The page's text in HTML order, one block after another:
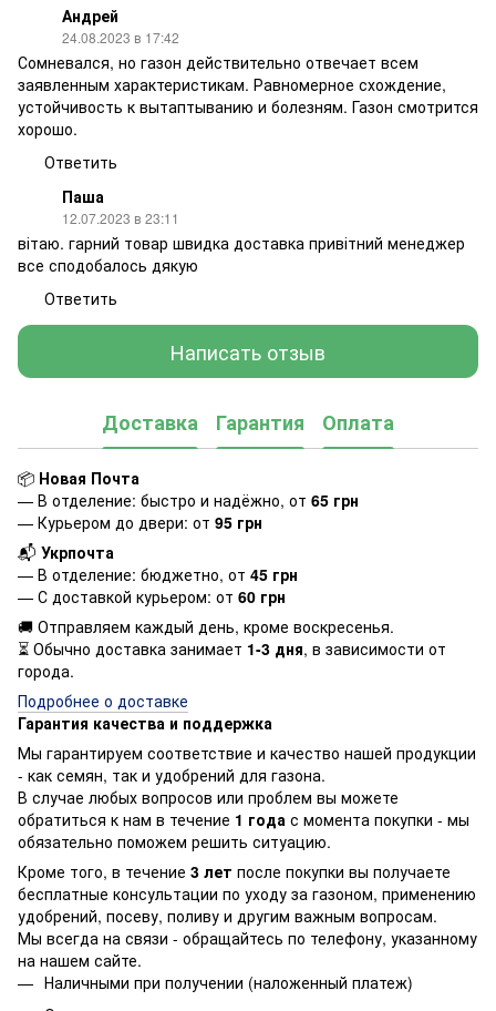
Андрей
24.08.2023 в 17:42
Сомневался, но газон действительно отвечает всем
заявленным характеристикам. Равномерное схождение,
устойчивость к вытаптыванию и болезням. Газон смотрится
хорошо.
Ответить
Паша
12.07.2023 в 23:11
вітаю. гарний товар швидка доставка привітний менеджер
все сподобалось дякую
Ответить
Написать отзыв
Доставка Гарантия Оплата
📦 Новая Почта
— В отделение: быстро и надёжно, от 65 грн
— Курьером до двери: от 95 грн
📬 Укрпочта
— В отделение: бюджетно, от 45 грн
— С доставкой курьером: от 60 грн
🚚 Отправляем каждый день, кроме воскресенья.
⏳ Обычно доставка занимает 1-3 дня, в зависимости от
города.
Подробнее о доставке
Гарантия качества и поддержка
Мы гарантируем соответствие и качество нашей продукции
- как семян, так и удобрений для газона.
В случае любых вопросов или проблем вы можете
обратиться к нам в течение 1 года с момента покупки - мы
обязательно поможем решить ситуацию.
Кроме того, в течение 3 лет после покупки вы получаете
бесплатные консультации по уходу за газоном, применению
удобрений, посеву, поливу и другим важным вопросам.
Мы всегда на связи - обращайтесь по телефону, указанному
на нашем сайте.
Наличными при получении (наложенный платеж)